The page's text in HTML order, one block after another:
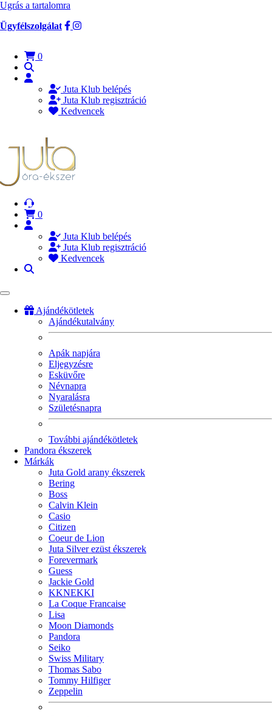
Ugrás a tartalomra
Ügyfélszolgálat
0
Juta Klub belépés
Juta Klub regisztráció
Kedvencek
0
Juta Klub belépés
Juta Klub regisztráció
Kedvencek
Ajándékötletek
Ajándékutalvány
Apák napjára
Eljegyzésre
Esküvőre
Névnapra
Nyaralásra
Születésnapra
További ajándékötletek
Pandora ékszerek
Márkák
Juta Gold arany ékszerek
Bering
Boss
Calvin Klein
Casio
Citizen
Coeur de Lion
Juta Silver ezüst ékszerek
Forevermark
Guess
Jackie Gold
KKNEKKI
La Coque Francaise
Lisa
Moon Diamonds
Pandora
Seiko
Swiss Military
Thomas Sabo
Tommy Hilfiger
Zeppelin